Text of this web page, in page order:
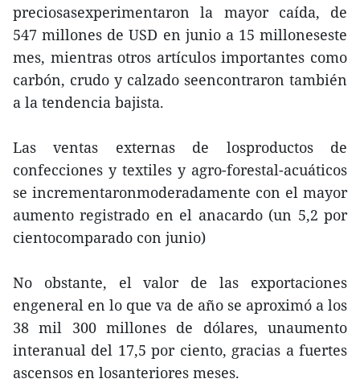
preciosasexperimentaron la mayor caída, de
547 millones de USD en junio a 15 milloneseste
mes, mientras otros artículos importantes como
carbón, crudo y calzado seencontraron también
a la tendencia bajista.
Las ventas externas de losproductos de
confecciones y textiles y agro-forestal-acuáticos
se incrementaronmoderadamente con el mayor
aumento registrado en el anacardo (un 5,2 por
cientocomparado con junio)
No obstante, el valor de las exportaciones
engeneral en lo que va de año se aproximó a los
38 mil 300 millones de dólares, unaumento
interanual del 17,5 por ciento, gracias a fuertes
ascensos en losanteriores meses.